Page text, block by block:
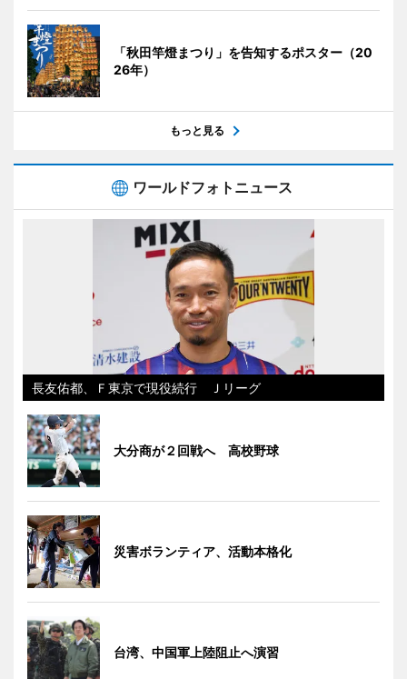
「秋田竿燈まつり」を告知するポスター（20
26年）
もっと見る
ワールドフォトニュース
長友佑都、Ｆ東京で現役続行 Ｊリーグ
大分商が２回戦へ 高校野球
災害ボランティア、活動本格化
台湾、中国軍上陸阻止へ演習